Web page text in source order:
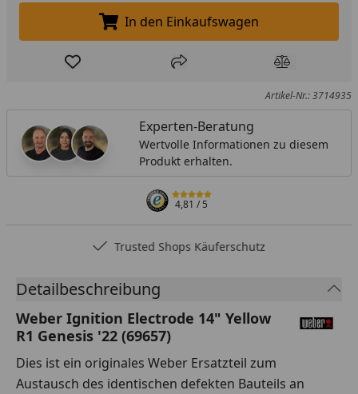
In den Einkaufswagen legen
In den Einkaufswagen
Produkt zur Wunschliste hinzufügen
Teilen Produkt
Artikel-Nr.: 3714935
Experten-Beratung
Wertvolle Informationen zu diesem
Produkt erhalten.
4,81/ 5
Trusted Shops Käuferschutz
Detailbeschreibung
Weber Ignition Electrode 14" Yellow
R1 Genesis '22 (69657)
Dies ist ein originales Weber Ersatzteil zum
Austausch des identischen defekten Bauteils an